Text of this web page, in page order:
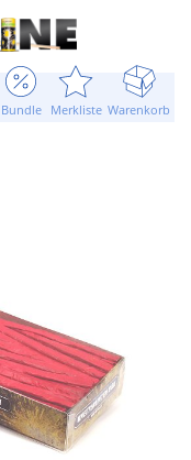
Bundle Merkliste Warenkorb